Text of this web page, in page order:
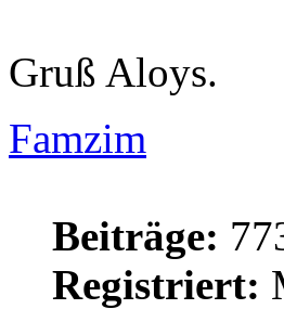
Gruß Aloys.
Famzim
Beiträge:
Registriert: